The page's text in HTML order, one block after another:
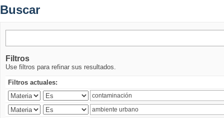
Buscar
Filtros
Use filtros para refinar sus resultados.
Filtros actuales: